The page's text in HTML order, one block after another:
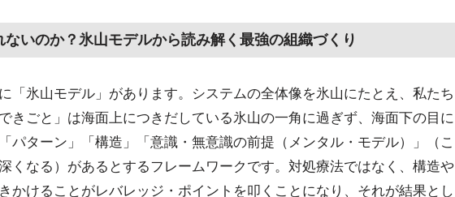
いのか？氷山モデルから読み解く最強の組織づくり
「氷山モデル」があります。システムの全体像を氷山にたとえ、私たち
きごと」は海面上につきだしている氷山の一角に過ぎず、海面下の目に
パターン」「構造」「意識・無意識の前提（メンタル・モデル）」（こ
くなる）があるとするフレームワークです。対処療法ではなく、構造や
かけることがレバレッジ・ポイントを叩くことになり、それが結果とし